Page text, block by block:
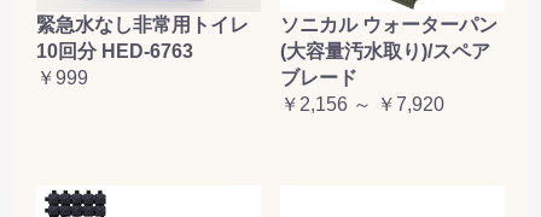
緊急水なし非常用トイレ
10回分 HED-6763
￥999
ソニカル ウォーターパン
(大容量汚水取り)/スペア
ブレード
￥2,156 ～ ￥7,920